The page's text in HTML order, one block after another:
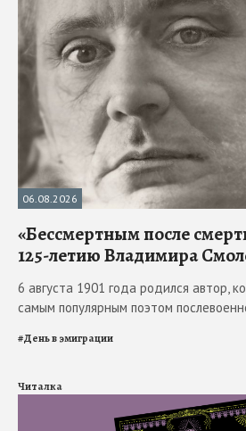
06.08.2026
«Бессмертным после
125-летию Владимира
6 августа 1901 года родился автор,
самым популярным поэтом
#День в эмиграции
Читалка